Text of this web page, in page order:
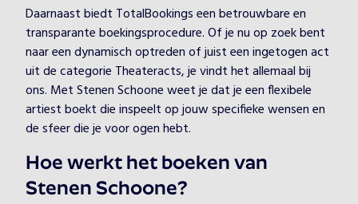
Daarnaast biedt TotalBookings een betrouwbare en
transparante boekingsprocedure. Of je nu op zoek bent
naar een dynamisch optreden of juist een ingetogen act
uit de categorie Theateracts, je vindt het allemaal bij
ons. Met Stenen Schoone weet je dat je een flexibele
artiest boekt die inspeelt op jouw specifieke wensen en
de sfeer die je voor ogen hebt.
Hoe werkt het boeken van
Stenen Schoone?